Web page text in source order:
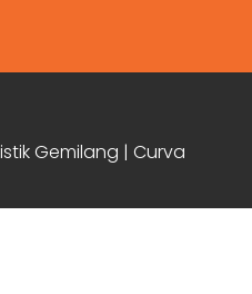
Gemilang | Curva